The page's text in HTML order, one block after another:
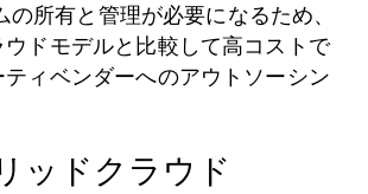
の所有と管理が必要になるため、
ドモデルと比較して高コストで
ィベンダーへのアウトソーシン
ッドクラウド